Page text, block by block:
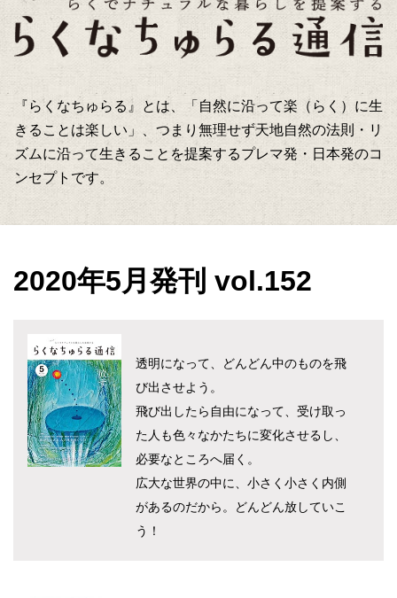
『らくなちゅらる』とは、「自然に沿って楽（らく）に生
きることは楽しい」、つまり無理せず天地自然の法則・リ
ズムに沿って生きることを提案するプレマ発・日本発のコ
ンセプトです。
2020年5月発刊 vol.152
透明になって、どんどん中のものを飛
び出させよう。
飛び出したら自由になって、受け取っ
た人も色々なかたちに変化させるし、
必要なところへ届く。
広大な世界の中に、小さく小さく内側
があるのだから。どんどん放していこ
う！